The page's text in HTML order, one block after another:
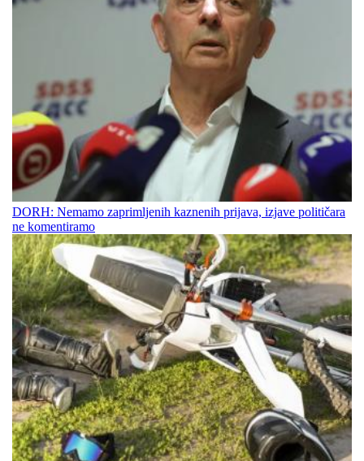
DORH: Nemamo zaprimljenih kaznenih prijava, izjave političara
ne komentiramo